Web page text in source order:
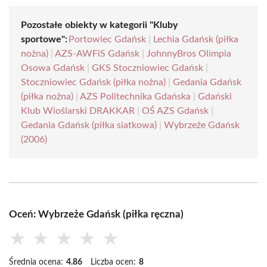
Pozostałe obiekty w kategorii "Kluby
sportowe": Portowiec Gdańsk
Lechia Gdańsk (piłka
nożna)
AZS-AWFiS Gdańsk
JohnnyBros Olimpia
Osowa Gdańsk
GKS Stoczniowiec Gdańsk
Stoczniowiec Gdańsk (piłka nożna)
Gedania Gdańsk
(piłka nożna)
AZS Politechnika Gdańska
Gdański
Klub Wioślarski DRAKKAR
OŚ AZS Gdańsk
Gedania Gdańsk (piłka siatkowa)
Wybrzeże Gdańsk
(2006)
Oceń: Wybrzeże Gdańsk (piłka ręczna)
★ ★ ★ ★ ★
Średnia ocena: 4.86 Liczba ocen: 8